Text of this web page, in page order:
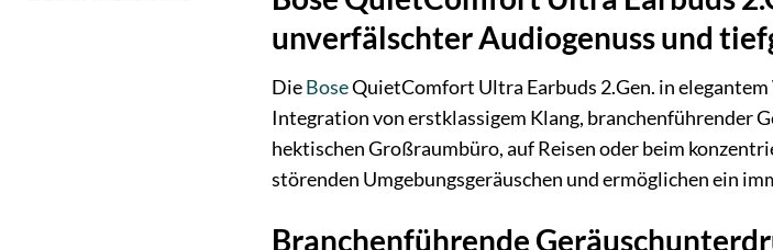
unverfälschter Audiogenuss und
DieBoseQuietComfort Ultra Earbuds 2.Gen. in
Integration von erstklassigem Klang, branchenführender
hektischen Großraumbüro, auf Reisen oder beim
störenden Umgebungsgeräuschen und ermöglichen ein
Branchenführende